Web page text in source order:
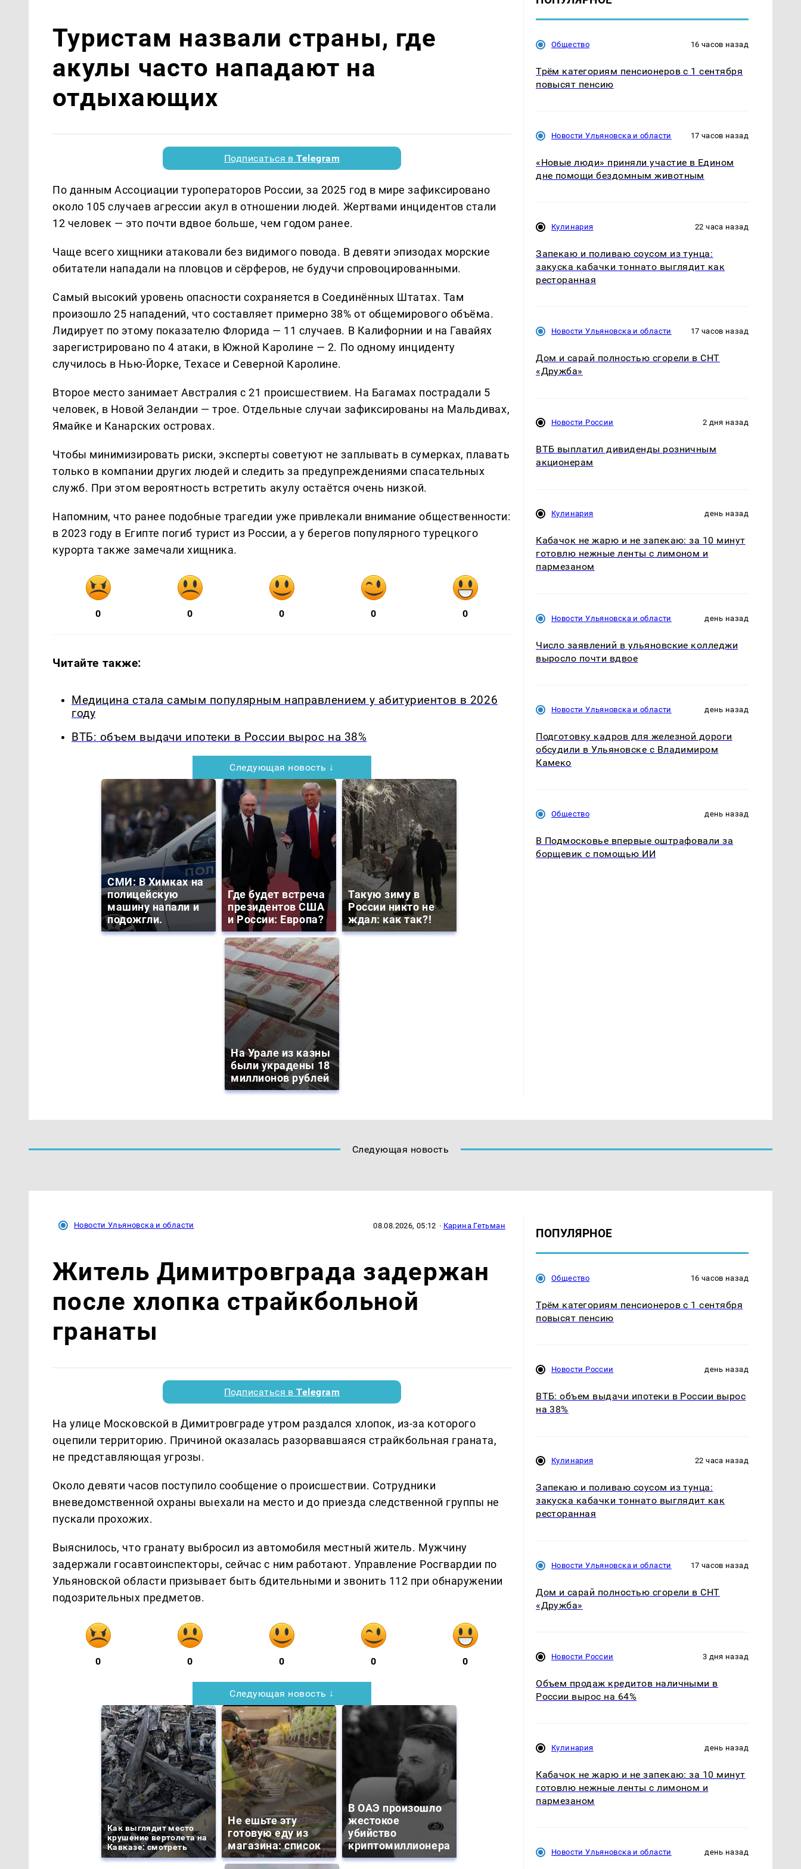
Туристам назвали страны, где
акулы часто нападают на
отдыхающих
Подписаться вTelegram
По данным Ассоциации туроператоров России, за 2025 год в мире зафиксировано
около 105 случаев агрессии акул в отношении людей. Жертвами инцидентов стали
12 человек — это почти вдвое больше, чем годом ранее.
Чаще всего хищники атаковали без видимого повода. В девяти эпизодах морские
обитатели нападали на пловцов и сёрферов, не будучи спровоцированными.
Самый высокий уровень опасности сохраняется в Соединённых Штатах. Там
произошло 25 нападений, что составляет примерно 38% от общемирового объёма.
Лидирует по этому показателю Флорида — 11 случаев. В Калифорнии и на Гавайях
зарегистрировано по 4 атаки, в Южной Каролине — 2. По одному инциденту
случилось в Нью-Йорке, Техасе и Северной Каролине.
Второе место занимает Австралия с 21 происшествием. На Багамах пострадали 5
человек, в Новой Зеландии — трое. Отдельные случаи зафиксированы на Мальдивах,
Ямайке и Канарских островах.
Чтобы минимизировать риски, эксперты советуют не заплывать в сумерках, плавать
только в компании других людей и следить за предупреждениями спасательных
служб. При этом вероятность встретить акулу остаётся очень низкой.
Напомним, что ранее подобные трагедии уже привлекали внимание общественности:
в 2023 году в Египте погиб турист из России, а у берегов популярного турецкого
курорта также замечали хищника.
0 0 0 0 0
Читайте также:
Медицина стала самым популярным направлением у абитуриентов в 2026
году
ВТБ: объем выдачи ипотеки в России вырос на 38%
Следующая новость ↓
СМИ: В Химках на
полицейскую
машину напали и
подожгли.
Где будет встреча
президентов США
и России: Европа?
Такую зиму в
России никто не
ждал: как так?!
На Урале из казны
были украдены 18
миллионов рублей
Общество 16 часов назад
Трём категориям пенсионеров с 1 сентября
повысят пенсию
Новости Ульяновска и области 17 часов назад
«Новые люди» приняли участие в Едином
дне помощи бездомным животным
Кулинария 22 часа назад
Запекаю и поливаю соусом из тунца:
закуска кабачки тоннато выглядит как
ресторанная
Новости Ульяновска и области 17 часов назад
Дом и сарай полностью сгорели в СНТ
«Дружба»
Новости России 2 дня назад
ВТБ выплатил дивиденды розничным
акционерам
Кулинария день назад
Кабачок не жарю и не запекаю: за 10 минут
готовлю нежные ленты с лимоном и
пармезаном
Новости Ульяновска и области день назад
Число заявлений в ульяновские колледжи
выросло почти вдвое
Новости Ульяновска и области день назад
Подготовку кадров для железной дороги
обсудили в Ульяновске с Владимиром
Камеко
Общество день назад
В Подмосковье впервые оштрафовали за
борщевик с помощью ИИ
Следующая новость
Новости Ульяновска и области 08.08.2026, 05:12 · Карина Гетьман
Житель Димитровграда задержан
после хлопка страйкбольной
гранаты
Подписаться вTelegram
На улице Московской в Димитровграде утром раздался хлопок, из-за которого
оцепили территорию. Причиной оказалась разорвавшаяся страйкбольная граната,
не представляющая угрозы.
Около девяти часов поступило сообщение о происшествии. Сотрудники
вневедомственной охраны выехали на место и до приезда следственной группы не
пускали прохожих.
Выяснилось, что гранату выбросил из автомобиля местный житель. Мужчину
задержали госавтоинспекторы, сейчас с ним работают. Управление Росгвардии по
Ульяновской области призывает быть бдительными и звонить 112 при обнаружении
подозрительных предметов.
0 0 0 0 0
Следующая новость ↓
Как выглядит место
крушение вертолета на
Кавказе: смотреть
Не ешьте эту
готовую еду из
магазина: список
В ОАЭ произошло
жестокое
убийство
криптомиллионера
ПОПУЛЯРНОЕ
Общество 16 часов назад
Трём категориям пенсионеров с 1 сентября
повысят пенсию
Новости России день назад
ВТБ: объем выдачи ипотеки в России вырос
на 38%
Кулинария 22 часа назад
Запекаю и поливаю соусом из тунца:
закуска кабачки тоннато выглядит как
ресторанная
Новости Ульяновска и области 17 часов назад
Дом и сарай полностью сгорели в СНТ
«Дружба»
Новости России 3 дня назад
Объем продаж кредитов наличными в
России вырос на 64%
Кулинария день назад
Кабачок не жарю и не запекаю: за 10 минут
готовлю нежные ленты с лимоном и
пармезаном
Новости Ульяновска и области день назад